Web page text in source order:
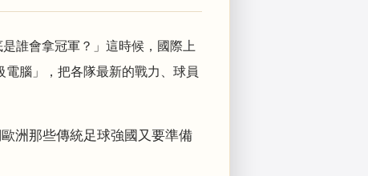
誰會拿冠軍？」 這時候，國際上
腦」，把各隊最新的戰力、球員
歐洲那些傳統足球強國又要準備